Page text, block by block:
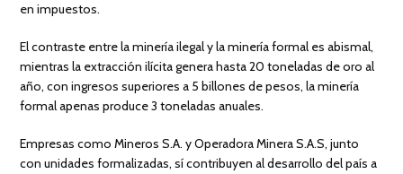
en impuestos.
El contraste entre la minería ilegal y la minería formal es abismal,
mientras la extracción ilícita genera hasta 20 toneladas de oro al
año, con ingresos superiores a 5 billones de pesos, la minería
formal apenas produce 3 toneladas anuales.
Empresas como Mineros S.A. y Operadora Minera S.A.S, junto
con unidades formalizadas, sí contribuyen al desarrollo del país a